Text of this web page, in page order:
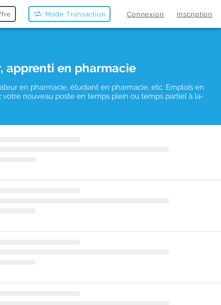
Mode Transaction Connexion Inscription
apprenti en pharmacie
en pharmacie, étudiant en pharmacie, etc. Emplois en
nouveau poste en temps plein ou temps partiel à la-